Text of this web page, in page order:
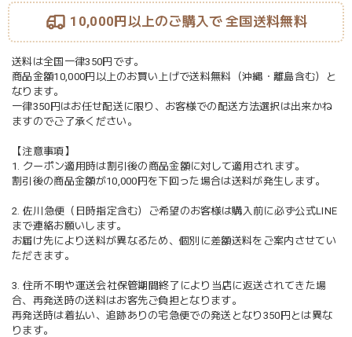
10,000円以上のご購入で 全国送料無料
送料は全国一律350円です。
商品金額10,000円以上のお買い上げで送料無料（沖縄・離島含む）と
なります。
一律350円はお任せ配送に限り、お客様での配送方法選択は出来かね
ますのでご了承ください。
【注意事項】
1. クーポン適用時は割引後の商品金額に対して適用されます。
割引後の商品金額が10,000円を下回った場合は送料が発生します。
2. 佐川急便（日時指定含む）ご希望のお客様は購入前に必ず公式LINE
まで連絡お願いします。
お届け先により送料が異なるため、個別に差額送料をご案内させてい
ただきます。
3. 住所不明や運送会社保管期間終了により当店に返送されてきた場
合、再発送時の送料はお客先ご負担となります。
再発送時は着払い、追跡ありの宅急便での発送となり350円とは異な
ります。